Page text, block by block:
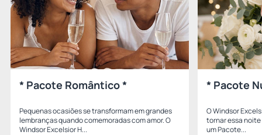
* Pacote Romântico *
Pequenas ocasiões se transformam em grandes
lembranças quando comemoradas com amor. O
Windsor Excelsior H...
* Pacote
O Windsor
tornar essa
um Pacote...